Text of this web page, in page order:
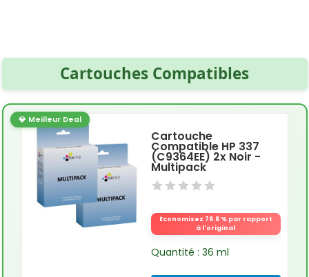
Cartouches Compatibles
💎 Meilleur Deal
Cartouche
Compatible HP 337
(C9364EE) 2x Noir -
Multipack
Économisez 78.8 % par rapport
à l'original
Quantité : 36 ml